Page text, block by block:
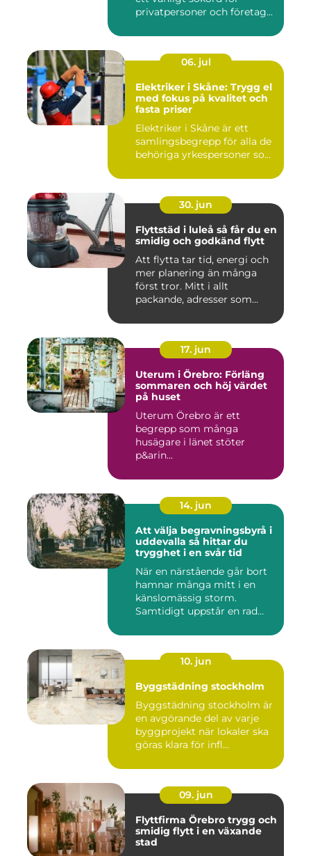
privatpersoner och företag...
06. jul
Elektriker i Skåne: Trygg el
med fokus på kvalitet och
fasta priser
Elektriker i Skåne är ett
samlingsbegrepp för alla de
behöriga yrkespersoner so...
30. jun
Flyttstäd i luleå så får du en
smidig och godkänd flytt
Att flytta tar tid, energi och
mer planering än många
först tror. Mitt i allt
packande, adresser som...
17. jun
Uterum i Örebro: Förläng
sommaren och höj värdet
på huset
Uterum Örebro är ett
begrepp som många
husägare i länet stöter
p&arin...
14. jun
Att välja begravningsbyrå i
uddevalla så hittar du
trygghet i en svår tid
När en närstående går bort
hamnar många mitt i en
känslomässig storm.
Samtidigt uppstår en rad
10. jun
Byggstädning stockholm
Byggstädning stockholm är
en avgörande del av varje
byggprojekt när lokaler ska
göras klara för infl...
09. jun
Flyttfirma Örebro trygg och
smidig flytt i en växande
stad